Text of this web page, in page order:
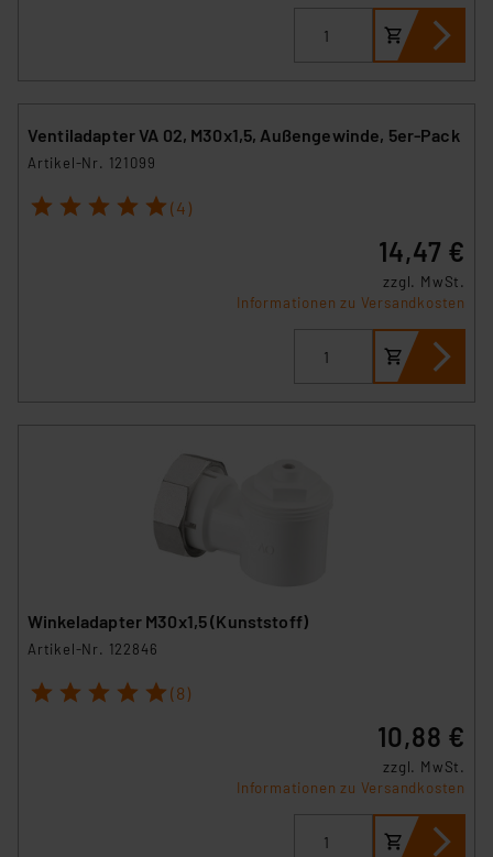
Ventiladapter VA 02, M30x1,5, Außengewinde, 5er-Pack
Artikel-Nr. 121099
1 2 3 4 5 (4)
14,47 €
zzgl. MwSt.
Informationen zu Versandkosten
Winkeladapter M30x1,5 (Kunststoff)
Artikel-Nr. 122846
1 2 3 4 5 (8)
10,88 €
zzgl. MwSt.
Informationen zu Versandkosten